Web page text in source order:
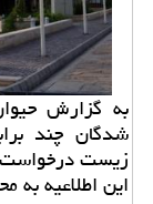
به گزارش
شدگان چند
زیست درخواست
این اطلاعیه به